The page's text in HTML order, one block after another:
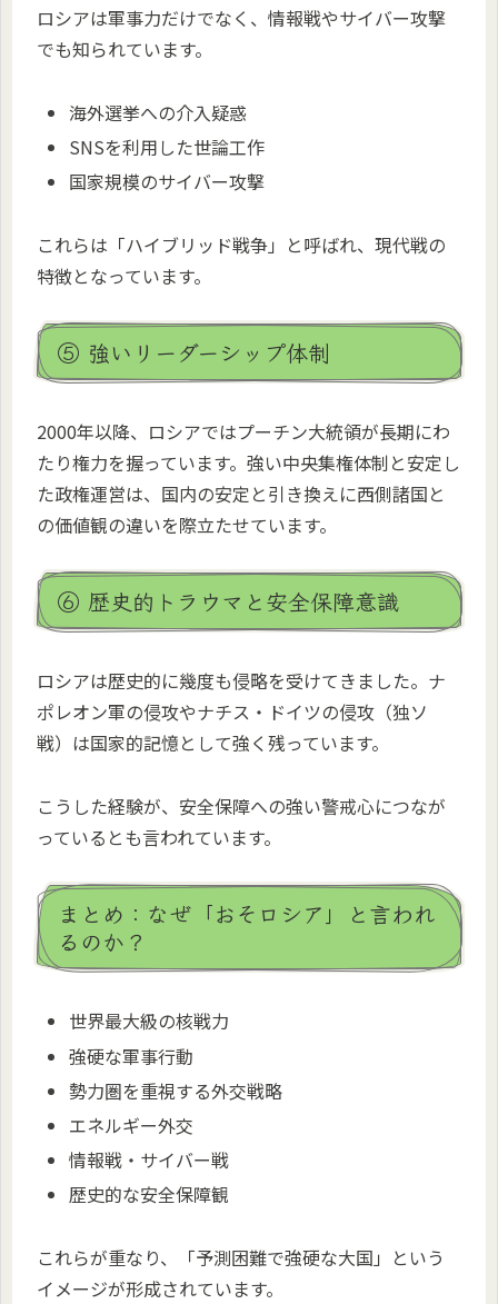
ロシアは軍事力だけでなく、情報戦やサイバー攻撃
でも知られています。
海外選挙への介入疑惑
SNSを利用した世論工作
国家規模のサイバー攻撃
これらは「ハイブリッド戦争」と呼ばれ、現代戦の
特徴となっています。
⑤ 強いリーダーシップ体制
2000年以降、ロシアではプーチン大統領が長期にわ
たり権力を握っています。強い中央集権体制と安定し
た政権運営は、国内の安定と引き換えに西側諸国と
の価値観の違いを際立たせています。
⑥ 歴史的トラウマと安全保障意識
ロシアは歴史的に幾度も侵略を受けてきました。ナ
ポレオン軍の侵攻やナチス・ドイツの侵攻（独ソ
戦）は国家的記憶として強く残っています。
こうした経験が、安全保障への強い警戒心につなが
っているとも言われています。
まとめ：なぜ「おそロシア」と言われ
るのか？
世界最大級の核戦力
強硬な軍事行動
勢力圏を重視する外交戦略
エネルギー外交
情報戦・サイバー戦
歴史的な安全保障観
これらが重なり、「予測困難で強硬な大国」という
イメージが形成されています。